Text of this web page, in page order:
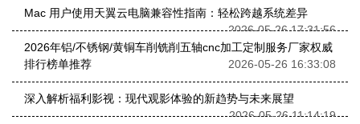
Mac 用户使用天翼云电脑兼容性指南：轻松跨越系统差异
2026-05-26 17:31:56
2026年铝/不锈钢/黄铜车削铣削五轴cnc加工定制服务厂家权威
排行榜单推荐
2026-05-26 16:33:08
深入解析福利影视：现代观影体验的新趋势与未来展望
2026-05-26 11:14:19